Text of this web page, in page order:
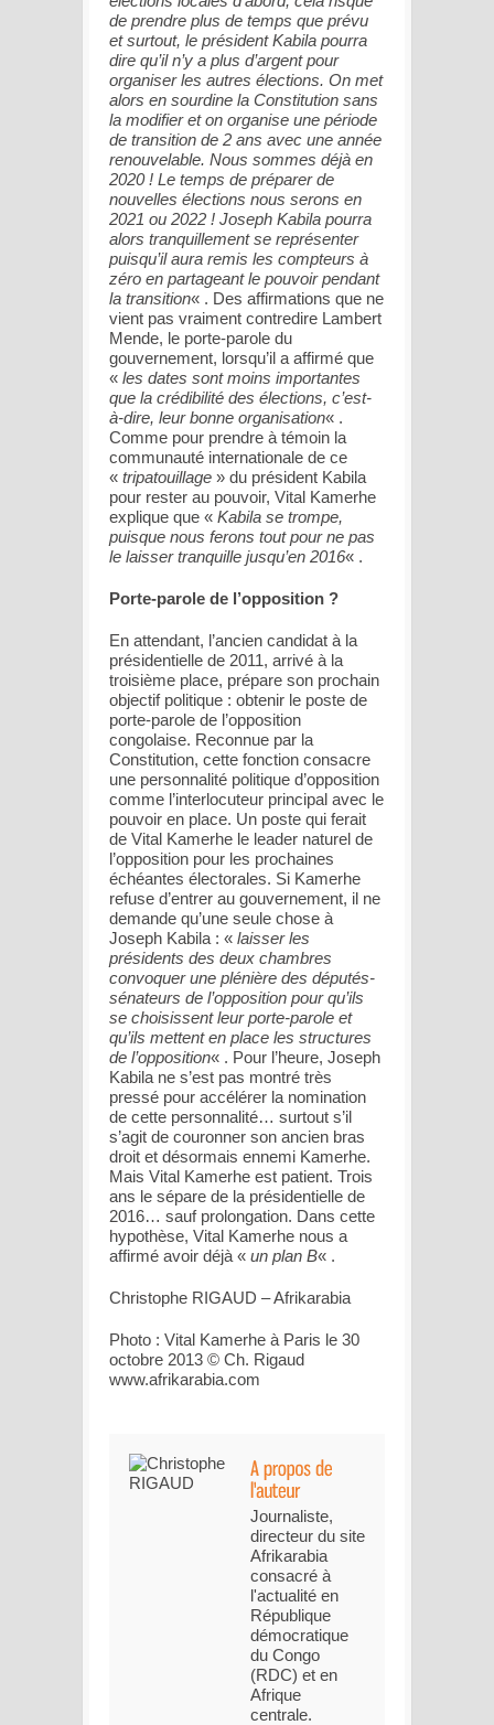
de prendre plus de temps que prévu
et surtout, le président Kabila pourra
dire qu’il n’y a plus d’argent pour
organiser les autres élections. On met
alors en sourdine la Constitution sans
la modifier et on organise une période
de transition de 2 ans avec une année
renouvelable. Nous sommes déjà en
2020 ! Le temps de préparer de
nouvelles élections nous serons en
2021 ou 2022 ! Joseph Kabila pourra
alors tranquillement se représenter
puisqu’il aura remis les compteurs à
zéro en partageant le pouvoir pendant
la transition« . Des affirmations que ne
vient pas vraiment contredire Lambert
Mende, le porte-parole du
gouvernement, lorsqu’il a affirmé que
« les dates sont moins importantes
que la crédibilité des élections, c’est-
à-dire, leur bonne organisation« .
Comme pour prendre à témoin la
communauté internationale de ce
« tripatouillage » du président Kabila
pour rester au pouvoir, Vital Kamerhe
explique que « Kabila se trompe,
puisque nous ferons tout pour ne pas
le laisser tranquille jusqu’en 2016« .
Porte-parole de l’opposition ?
En attendant, l’ancien candidat à la
présidentielle de 2011, arrivé à la
troisième place, prépare son prochain
objectif politique : obtenir le poste de
porte-parole de l’opposition
congolaise. Reconnue par la
Constitution, cette fonction consacre
une personnalité politique d’opposition
comme l’interlocuteur principal avec le
pouvoir en place. Un poste qui ferait
de Vital Kamerhe le leader naturel de
l’opposition pour les prochaines
échéantes électorales. Si Kamerhe
refuse d’entrer au gouvernement, il ne
demande qu’une seule chose à
Joseph Kabila : « laisser les
présidents des deux chambres
convoquer une plénière des députés-
sénateurs de l’opposition pour qu’ils
se choisissent leur porte-parole et
qu’ils mettent en place les structures
de l’opposition« . Pour l’heure, Joseph
Kabila ne s’est pas montré très
pressé pour accélérer la nomination
de cette personnalité… surtout s’il
s’agit de couronner son ancien bras
droit et désormais ennemi Kamerhe.
Mais Vital Kamerhe est patient. Trois
ans le sépare de la présidentielle de
2016… sauf prolongation. Dans cette
hypothèse, Vital Kamerhe nous a
affirmé avoir déjà « un plan B« .
Christophe RIGAUD – Afrikarabia
Photo : Vital Kamerhe à Paris le 30
octobre 2013 © Ch. Rigaud
www.afrikarabia.com
Journaliste,
directeur du site
Afrikarabia
consacré à
l'actualité en
République
démocratique
du Congo
(RDC) et en
Afrique
centrale.